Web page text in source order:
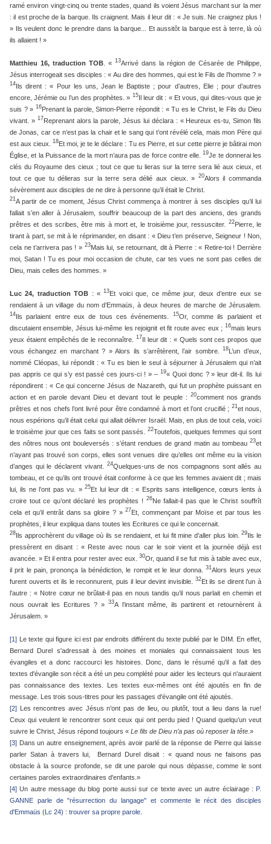
ramé environ vingt-cinq ou trente stades, quand ils voient Jésus marchant sur la mer
: il est proche de la barque. Ils craignent. Mais il leur dit : « Je suis. Ne craignez plus !
» Ils veulent donc le prendre dans la barque... Et aussitôt la barque est à terre, là où
ils allaient ! »
Matthieu 16, traduction TOB . « 13Arrivé dans la région de Césarée de Philippe,
Jésus interrogeait ses disciples : « Au dire des hommes, qui est le Fils de l’homme ? »
14Ils dirent : « Pour les uns, Jean le Baptiste ; pour d’autres, Elie ; pour d’autres
encore, Jérémie ou l’un des prophètes. » 15Il leur dit : « Et vous, qui dites-vous que je
suis ? » 16Prenant la parole, Simon-Pierre répondit : « Tu es le Christ, le Fils du Dieu
vivant. » 17 Reprenant alors la parole, Jésus lui déclara : « Heureux es-tu, Simon fils
de Jonas, car ce n’est pas la chair et le sang qui t’ont révélé cela, mais mon Père qui
est aux cieux.18Et moi, je te le déclare : Tu es Pierre, et sur cette pierre je bâtirai mon
Église, et la Puissance de la mort n’aura pas de force contre elle.19Je te donnerai les
clés du Royaume des cieux ; tout ce que tu lieras sur la terre sera lié aux cieux, et
tout ce que tu délieras sur la terre sera délié aux cieux. » 20Alors il commanda
sévèrement aux disciples de ne dire à personne qu’il était le Christ.
21A partir de ce moment, Jésus Christ commença à montrer à ses disciples qu’il lui
fallait s’en aller à Jérusalem, souffrir beaucoup de la part des anciens, des grands
prêtres et des scribes, être mis à mort et, le troisième jour, ressusciter.
22Pierre, le
tirant à part, se mit à le réprimander, en disant : « Dieu t’en préserve, Seigneur ! Non,
cela ne t’arrivera pas ! » 23Mais lui, se retournant, dit à Pierre : « Retire-toi ! Derrière
moi, Satan ! Tu es pour moi occasion de chute, car tes vues ne sont pas celles de
Dieu, mais celles des hommes. »
Luc 24, traduction TOB : «13Et voici que, ce même jour, deux d’entre eux se
rendaient à un village du nom d’Emmaüs, à deux heures de marche de Jérusalem.
14Ils parlaient entre eux de tous ces événements. 15Or, comme ils parlaient et
discutaient ensemble, Jésus lui-même les rejoignit et fit route avec eux ; 16mais leurs
yeux étaient empêchés de le reconnaître.
17 Il leur dit : « Quels sont ces propos que
vous échangez en marchant ? » Alors ils s’arrêtèrent, l’air sombre.18L’un d’eux,
nommé Cléopas, lui répondit : « Tu es bien le seul à séjourner à Jérusalem qui n’ait
pas appris ce qui s’y est passé ces jours-ci ! » – 19« Quoi donc ? » leur dit-il. Ils lui
répondirent : « Ce qui concerne Jésus de Nazareth, qui fut un prophète puissant en
action et en parole devant Dieu et devant tout le peuple : 20comment nos grands
prêtres et nos chefs l’ont livré pour être condamné à mort et l’ont crucifié ; 21et nous,
nous espérions qu’il était celui qui allait délivrer Israël. Mais, en plus de tout cela, voici
le troisième jour que ces faits se sont passés.
22Toutefois, quelques femmes qui sont
des nôtres nous ont bouleversés : s’étant rendues de grand matin au tombeau 23et
n’ayant pas trouvé son corps, elles sont venues dire qu’elles ont même eu la vision
d’anges qui le déclarent vivant.
24Quelques-uns de nos compagnons sont allés au
tombeau, et ce qu’ils ont trouvé était conforme à ce que les femmes avaient dit ; mais
lui, ils ne l’ont pas vu. »25Et lui leur dit : « Esprits sans intelligence, cœurs lents à
croire tout ce qu’ont déclaré les prophètes ! 26Ne fallait-il pas que le Christ souffrît
cela et qu’il entrât dans sa gloire ? »27 Et, commençant par Moïse et par tous les
prophètes, il leur expliqua dans toutes les Ecritures ce qui le concernait.
28Ils approchèrent du village où ils se rendaient, et lui fit mine d’aller plus loin.29Ils le
pressèrent en disant : « Reste avec nous car le soir vient et la journée déjà est
avancée. » Et il entra pour rester avec eux. 30Or, quand il se fut mis à table avec eux,
il prit le pain, prononça la bénédiction, le rompit et le leur donna.31Alors leurs yeux
furent ouverts et ils le reconnurent, puis il leur devint invisible.
32Et ils se dirent l’un à
l’autre : « Notre cœur ne brûlait-il pas en nous tandis qu’il nous parlait en chemin et
nous ouvrait les Ecritures ? »33A l’instant même, ils partirent et retournèrent à
Jérusalem. »
[1] Le texte qui figure ici est par endroits différent du texte publié par le DIM. En effet,
Bernard Durel s'adressait à des moines et moniales qui connaissaient tous les
évangiles et a donc raccourci les histoires. Donc, dans le résumé qu'il a fait des
textes d'évangile son récit a été un peu complété pour aider les lecteurs qui n'auraient
pas connaissance des textes. Les textes eux-mêmes ont été ajoutés en fin de
message. Les trois sous-titres pour les passages d'évangile ont été ajoutés.
[2] Les rencontres avec Jésus n’ont pas de lieu, ou plutôt, tout a lieu dans la rue!
Ceux qui veulent le rencontrer sont ceux qui ont perdu pied ! Quand quelqu’un veut
suivre le Christ, Jésus répond toujours « Le fils de Dieu n’a pas où reposer la tête .»
[3] Dans un autre enseignement, après avoir parlé de la réponse de Pierre qui laisse
parler Satan à travers lui, Bernard Durel disait : « quand nous ne faisons pas
obstacle à la source profonde, se dit une parole qui nous dépasse, comme le sont
certaines paroles extraordinaires d'enfants.»
[4] Un autre message du blog porte aussi sur ce texte avec un autre éclairage : P.
GANNE parle de "résurrection du langage" et commente le récit des disciples
d'Emmaüs (Lc 24) : trouver sa propre parole